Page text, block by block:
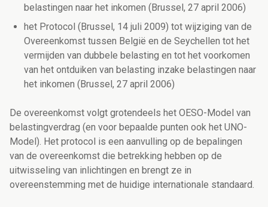
belastingen naar het inkomen (Brussel, 27 april 2006)
het Protocol (Brussel, 14 juli 2009) tot wijziging van de
Overeenkomst tussen België en de Seychellen tot het
vermijden van dubbele belasting en tot het voorkomen
van het ontduiken van belasting inzake belastingen naar
het inkomen (Brussel, 27 april 2006)
De overeenkomst volgt grotendeels het OESO-Model van
belastingverdrag (en voor bepaalde punten ook het UNO-
Model). Het protocol is een aanvulling op de bepalingen
van de overeenkomst die betrekking hebben op de
uitwisseling van inlichtingen en brengt ze in
overeenstemming met de huidige internationale standaard.